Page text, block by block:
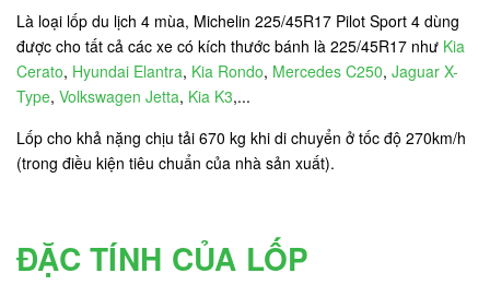
Là loại lốp du lịch 4 mùa, Michelin 225/45R17 Pilot Sport 4 dùng
được cho tất cả các xe có kích thước bánh là 225/45R17 như Kia
Cerato, Hyundai Elantra, Kia Rondo, Mercedes C250, Jaguar X-
Type, Volkswagen Jetta, Kia K3,...
Lốp cho khả nặng chịu tải 670 kg khi di chuyển ở tốc độ 270km/h
(trong điều kiện tiêu chuẩn của nhà sản xuất).
ĐẶC TÍNH CỦA LỐP